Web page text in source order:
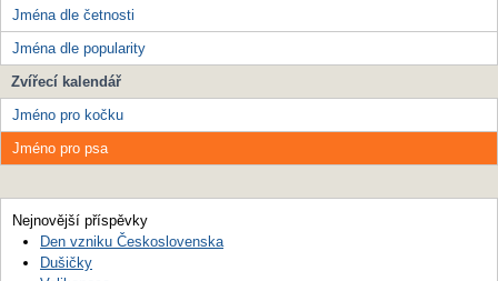
Jména dle četnosti
Jména dle popularity
Zvířecí kalendář
Jméno pro kočku
Jméno pro psa
Nejnovější příspěvky
Den vzniku Československa
Dušičky